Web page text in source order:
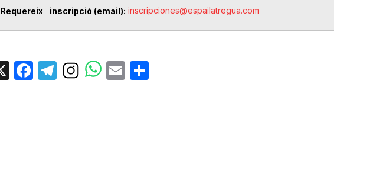
Requereix inscripció (email) inscripciones@espailatregua.com
X Facebook
TelegramEmail